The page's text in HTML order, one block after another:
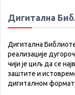
Дигитална
Дигитална
реализације
чији је циљ да се
заштите и
дигиталном